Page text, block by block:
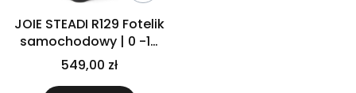
JOIE STEADI R129 Fotelik
samochodowy | 0 -18
kg | COBBLE STONE
549,00 zł